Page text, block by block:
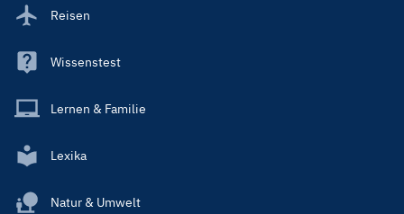
Reisen
Wissenstest
Lernen & Familie
Lexika
Natur & Umwelt